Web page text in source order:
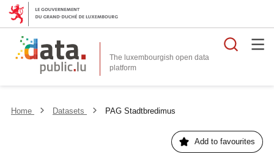
The luxembourgish open data
platform
Home Datasets PAG Stadtbredimus
Add to favourites